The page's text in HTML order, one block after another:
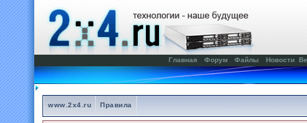
Главная Форум Файлы Новости
www.2x4.ru Правила